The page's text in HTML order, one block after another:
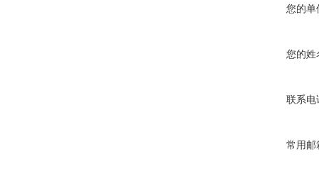
您的单
您的姓
联系电
常用邮